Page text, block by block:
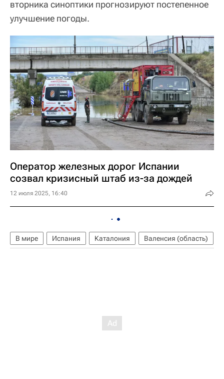
вторника синоптики прогнозируют постепенное
улучшение погоды.
Оператор железных дорог Испании
созвал кризисный штаб из-за дождей
12 июля 2025, 16:40
В мире Испания Каталония Валенсия (область)